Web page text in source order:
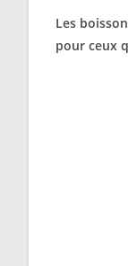
Les
pour ceux